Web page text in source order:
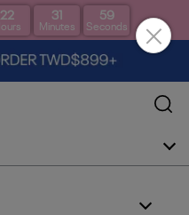
22 31
Minutes
59
Seconds